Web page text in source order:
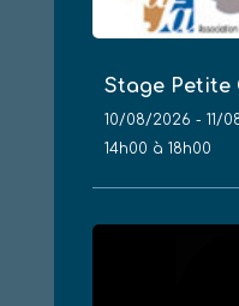
Stage Petite
10/08/2026 - 11/
14h00 à 18h00